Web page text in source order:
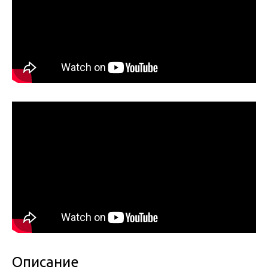
Описание